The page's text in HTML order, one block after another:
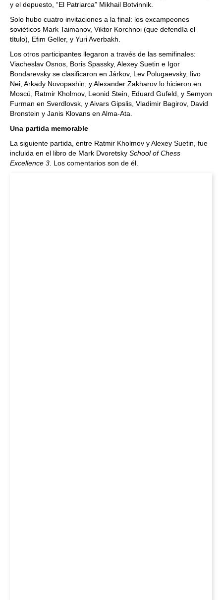
y el depuesto, “El Patriarca” Mikhail Botvinnik.
Solo hubo cuatro invitaciones a la final: los excampeones
soviéticos Mark Taimanov, Viktor Korchnoi (que defendía el
título), Efim Geller, y Yuri Averbakh.
Los otros participantes llegaron a través de las semifinales:
Viacheslav Osnos, Boris Spassky, Alexey Suetin e Igor
Bondarevsky se clasificaron en Járkov, Lev Polugaevsky, Iivo
Nei, Arkady Novopashin, y Alexander Zakharov lo hicieron en
Moscú, Ratmir Kholmov, Leonid Stein, Eduard Gufeld, y Semyon
Furman en Sverdlovsk, y Aivars Gipslis, Vladimir Bagirov, David
Bronstein y Janis Klovans en Alma-Ata.
Una partida memorable
La siguiente partida, entre Ratmir Kholmov y Alexey Suetin, fue
incluida en el libro de Mark Dvoretsky School of Chess
Excellence 3 . Los comentarios son de él.